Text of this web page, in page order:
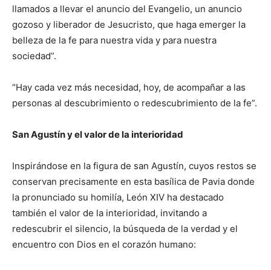
llamados a llevar el anuncio del Evangelio, un anuncio
gozoso y liberador de Jesucristo, que haga emerger la
belleza de la fe para nuestra vida y para nuestra
sociedad”.
“Hay cada vez más necesidad, hoy, de acompañar a las
personas al descubrimiento o redescubrimiento de la fe”.
San Agustín y el valor de la interioridad
Inspirándose en la figura de san Agustín, cuyos restos se
conservan precisamente en esta basílica de Pavia donde
la pronunciado su homilía, León XIV ha destacado
también el valor de la interioridad, invitando a
redescubrir el silencio, la búsqueda de la verdad y el
encuentro con Dios en el corazón humano: